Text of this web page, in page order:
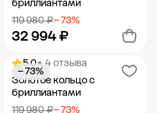
бриллиантами
119 980 ₽− 73%
32 994 ₽
Добавить в корзину
5.0• 4 отзыва
Золотое кольцо с
бриллиантами
119 980 ₽− 73%
− 73%